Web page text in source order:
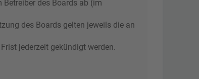
des Boards ab (im
des Boards gelten jeweils die an
jederzeit gekündigt werden.